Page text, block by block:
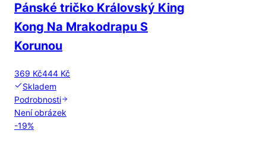
Pánské tričko Královský King
Kong Na Mrakodrapu S
Korunou
369 Kč444 Kč
Skladem
Podrobnosti
Není obrázek
-19%